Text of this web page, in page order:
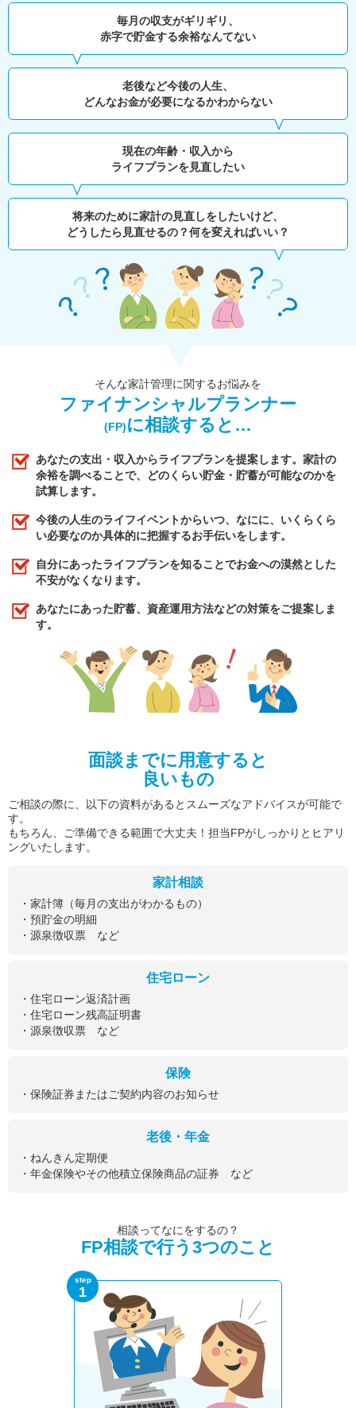
毎月の収支がギリギリ、
赤字で貯金する余裕なんてない
老後など今後の人生、
どんなお金が必要になるかわからない
現在の年齢・収入から
ライフプランを見直したい
将来のために家計の見直しをしたいけど、
どうしたら見直せるの？何を変えればいい？
そんな家計管理に関するお悩みを
ファイナンシャルプランナー
(FP)に相談すると…
あなたの支出・収入からライフプランを提案します。家計の
余裕を調べることで、どのくらい貯金・貯蓄が可能なのかを
試算します。
今後の人生のライフイベントからいつ、なにに、いくらくら
い必要なのか具体的に把握するお手伝いをします。
自分にあったライフプランを知ることでお金への漠然とした
不安がなくなります。
あなたにあった貯蓄、資産運用方法などの対策をご提案しま
す。
面談までに用意すると
良いもの
ご相談の際に、以下の資料があるとスムーズなアドバイスが可能で
す。
もちろん、ご準備できる範囲で大丈夫！担当FPがしっかりとヒアリ
ングいたします。
家計相談
・家計簿（毎月の支出がわかるもの）
・預貯金の明細
・源泉徴収票 など
住宅ローン
・住宅ローン返済計画
・住宅ローン残高証明書
・源泉徴収票 など
保険
・保険証券またはご契約内容のお知らせ
老後・年金
・ねんきん定期便
・年金保険やその他積立保険商品の証券 など
相談ってなにをするの？
FP相談で行う3つのこと
step
1